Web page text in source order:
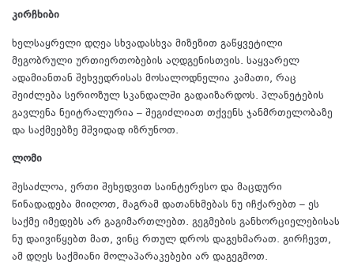
კირჩხიბი
ხელსაყრელი დღეა სხვადასხვა მიზეზით გაწყვეტილი
მეგობრული ურთიერთობების აღდგენისთვის. საყვარელ
ადამიანთან შეხვედრისას მოსალოდნელია კამათი, რაც
შეიძლება სერიოზულ სკანდალში გადაიზარდოს. პლანეტების
გავლენა ნეიტრალურია – შეგიძლიათ თქვენს ჯანმრთელობაზე
და საქმეებზე მშვიდად იზრუნოთ.
ლომი
შესაძლოა, ერთი შეხედვით საინტერესო და მაცდური
წინადადება მიიღოთ, მაგრამ დათანხმებას ნუ იჩქარებთ – ეს
საქმე იმედებს არ გაგიმართლებთ. გეგმების განხორციელებისას
ნუ დაივიწყებთ მათ, ვინც რთულ დროს დაგეხმარათ. გირჩევთ,
ამ დღეს საქმიანი მოლაპარაკებები არ დაგეგმოთ.